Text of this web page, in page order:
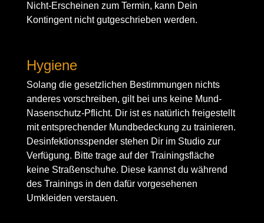
Nicht-Erscheinen zum Termin, kann Dein
Kontingent nicht gutgeschrieben werden.
Hygiene
Solang die gesetzlichen Bestimmungen nichts
anderes vorschreiben, gilt bei uns keine Mund-
Nasenschutz-Pflicht. Dir ist es natürlich freigestellt
mit entsprechender Mundbedeckung zu trainieren.
Desinfektionsspender stehen Dir im Studio zur
Verfügung. Bitte trage auf der Trainingsfläche
keine Straßenschuhe. Diese kannst du während
des Trainings in den dafür vorgesehenen
Umkleiden verstauen.